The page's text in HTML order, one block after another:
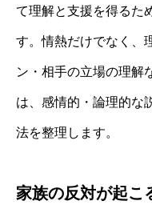
て理解と支援を得るた
す。情熱だけでなく、
ン・相手の立場の理解
は、感情的・論理的な
法を整理します。
家族の反対が起こ